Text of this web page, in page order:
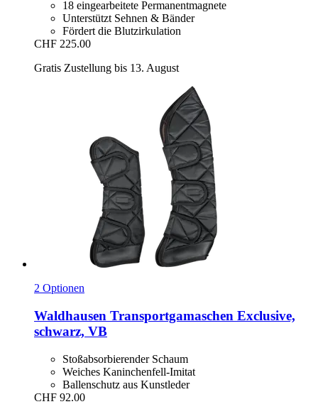
18 eingearbeitete Permanentmagnete
Unterstützt Sehnen & Bänder
Fördert die Blutzirkulation
CHF 225.00
Gratis Zustellung bis 13. August
2 Optionen
Waldhausen Transportgamaschen Exclusive,
schwarz, VB
Stoßabsorbierender Schaum
Weiches Kaninchenfell-Imitat
Ballenschutz aus Kunstleder
CHF 92.00